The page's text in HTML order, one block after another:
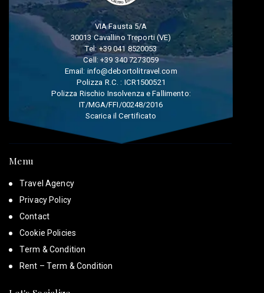
VIA Fausta 5/A
30013 Cavallino Treporti (VE)
Tel:+39 041 8520053
Cell:+39 340 7273059
Email: info@debortolitravel.com
Polizza R.C. : ICR1500521
Polizza Rischio Insolvenza e Fallimento:
IT/MGA/FFI/00248/2016
Scarica il Certificato
Menu
Travel Agency
Privacy Policy
Contact
Cookie Policies
Term & Condition
Rent – Term & Condition